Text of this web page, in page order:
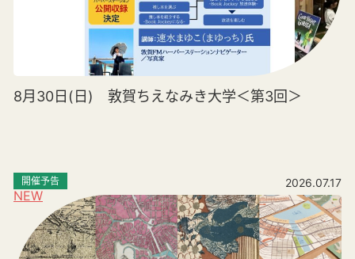
8月30日(日) 敦賀ちえなみき大学＜第3回＞
NEW
開催予告 2026.07.17